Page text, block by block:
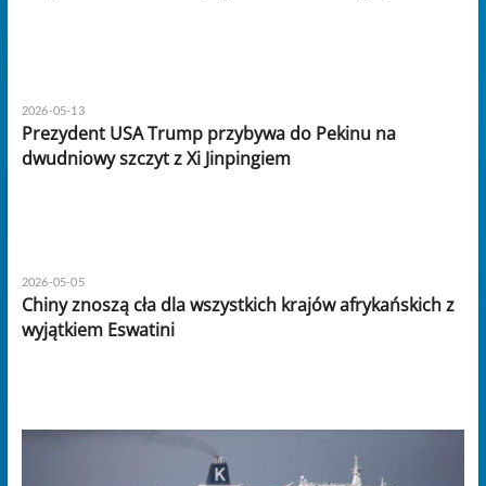
2026-05-13
Prezydent USA Trump przybywa do Pekinu na
dwudniowy szczyt z Xi Jinpingiem
2026-05-05
Chiny znoszą cła dla wszystkich krajów afrykańskich z
wyjątkiem Eswatini